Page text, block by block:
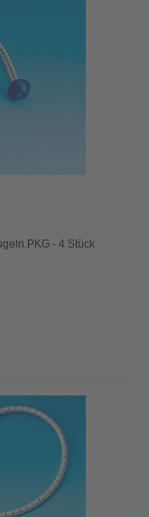
- 4 Stück